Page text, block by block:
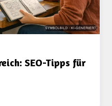
SEO-Tipps für